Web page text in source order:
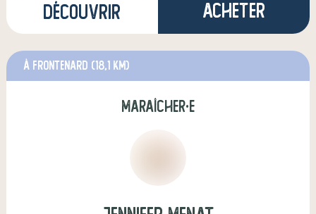
Découvrir Acheter
à Frontenard (18,1 km)
maraîcher·e